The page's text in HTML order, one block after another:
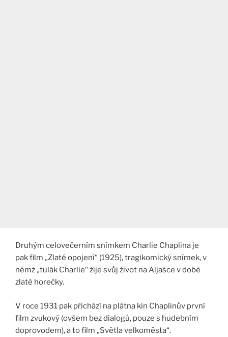
Druhým celovečerním snímkem Charlie Chaplina je
pak film „Zlaté opojení“ (1925), tragikomický snímek, v
němž „tulák Charlie“ žije svůj život na Aljašce v době
zlaté horečky.
V roce 1931 pak přichází na plátna kin Chaplinův první
film zvukový (ovšem bez dialogů, pouze s hudebním
doprovodem), a to film „Světla velkoměsta“.